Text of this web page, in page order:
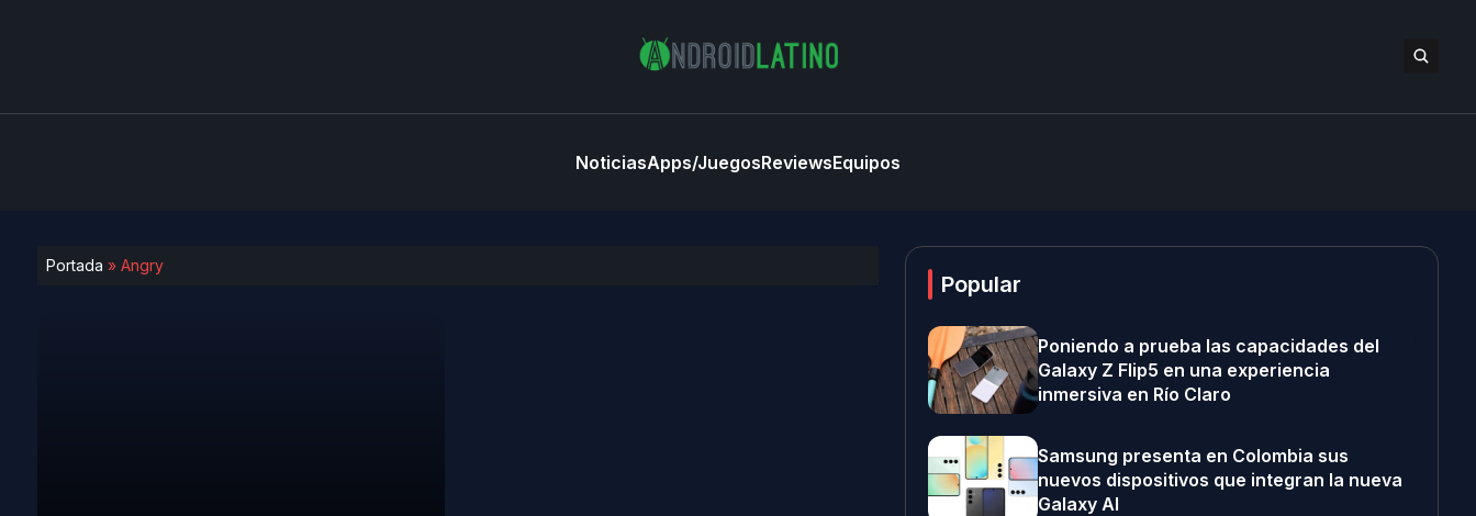
NoticiasApps/JuegosReviewsEquipos
Portada » Angry
Popular
Poniendo a prueba las capacidades del
Galaxy Z Flip5 en una experiencia
inmersiva en Río Claro
Samsung presenta en Colombia sus
nuevos dispositivos que integran la nueva
Galaxy AI